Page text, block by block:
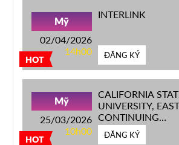
HOT
Mỹ
02/04/2026
14h00
INTERLINK
ĐĂNG KÝ
HOT
Mỹ
25/03/2026
10h00
CALIFORNIA
UNIVERSITY,
CONTINUING
EDUCATION
ĐĂNG KÝ